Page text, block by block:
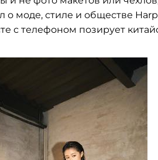
о моде, стиле и обществе
с телефоном позирует